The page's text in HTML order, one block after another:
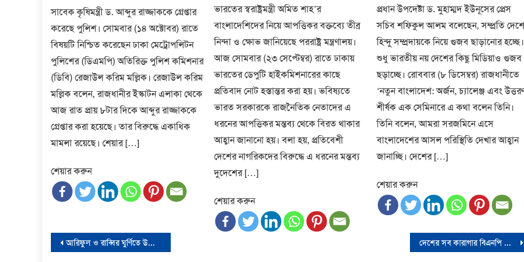
সাবেক কৃষিমন্ত্রী ড. আব্দুর রাজ্জাককে গ্রেপ্তার
করেছে পুলিশ। সোমবার (১৪ অক্টোবর) রাতে
বিষয়টি নিশ্চিত করেছেন ঢাকা মেট্রোপলিটন
পুলিশের (ডিএমপি) অতিরিক্ত পুলিশ কমিশনার
(ডিবি) রেজাউল করিম মল্লিক। রেজাউল করিম
মল্লিক বলেন, রাজধানীর ইস্কাটন এলাকা থেকে
আজ রাত প্রায় ৮টার দিকে আব্দুর রাজ্জাককে
গ্রেপ্তার করা হয়েছে। তার বিরুদ্ধে একাধিক
মামলা রয়েছে। শেয়ার […]
শেয়ার করুন
ভারতের স্বরাষ্ট্রমন্ত্রী অমিত শাহ’র
বাংলাদেশিদের নিয়ে আপত্তিকর বক্তব্যে তীব্র
নিন্দা ও ক্ষোভ জানিয়েছে পররাষ্ট্র মন্ত্রণালয়।
আজ সোমবার (২৩ সেপ্টেম্বর) রাতে ঢাকায়
ভারতের ডেপুটি হাইকমিশনারের কাছে
প্রতিবাদ নোট হস্তান্তর করা হয়। ভবিষ্যতে
ভারত সরকারকে রাজনৈতিক নেতাদের এ
ধরনের আপত্তিকর মন্তব্য থেকে বিরত থাকার
আহ্বান জানানো হয়। বলা হয়, প্রতিবেশী
দেশের নাগরিকদের বিরুদ্ধে এ ধরনের মন্তব্য
দুদেশের […]
শেয়ার করুন
প্রধান উপদেষ্টা ড. মুহাম্মদ ইউনূসের প্রেস
সচিব শফিকুল আলম বলেছেন, সম্প্রতি
হিন্দু সম্প্রদায়কে নিয়ে গুজব ছাড়ানোর হচ্ছে।
শুধু ভারতীয় নয় দেশের কিছু মিডিয়াও গুজব
ছড়াচ্ছে। রোববার (৮ ডিসেম্বর) রাজধানীতে
‘নতুন বাংলাদেশ: অর্জন, চ্যালেঞ্জ এবং
শীর্ষক এক সেমিনারে এ কথা বলেন তিনি।
তিনি বলেন, আমরা সরজমিনে এসে
বাংলাদেশের আসল পরিস্থিতি দেখার আহ্বান
জানাচ্ছি। দেশের […]
শেয়ার করুন
Post
আরিফুল ও রাব্বির ঘুর্ণিতে উড়ে গেল যুক্তরাষ্ট্র অনূর্ধ্ব-১৯ দল দেশের সব কারাগার বিএনপি নেতাকর্মীতে ভরে গেছে